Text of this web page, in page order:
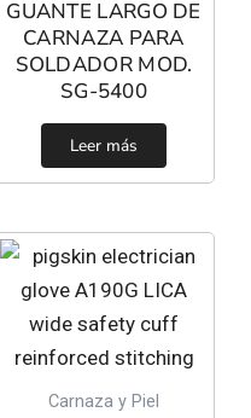
GUANTE LARGO DE
CARNAZA PARA
SOLDADOR MOD.
SG-5400
Leer más
Carnaza y Piel